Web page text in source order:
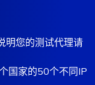
明您的测试代理请
国家的50个不同IP